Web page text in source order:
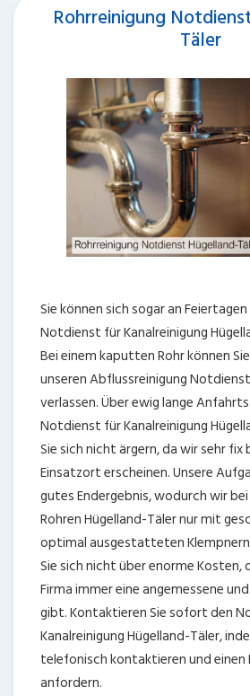
Rohrreinigung
Täler
Sie können sich sogar an
Notdienst für Kanalreinigung
Bei einem kaputten Rohr können
unseren Abflussreinigung
verlassen. Über ewig lange
Notdienst für Kanalreinigung
Sie sich nicht ärgern, da wir sehr fix
Einsatzort erscheinen. Unsere
gutes Endergebnis, wodurch wir
Rohren Hügelland-Täler nur mit
optimal ausgestatteten
Sie sich nicht über enorme Kosten,
Firma immer eine angemessene
gibt. Kontaktieren Sie sofort den
Kanalreinigung Hügelland-Täler,
telefonisch kontaktieren und einen
anfordern.